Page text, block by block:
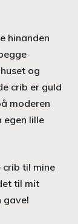
hinanden
og
crib er guld
moderen
egen lille
crib til mine
til mit
gave!